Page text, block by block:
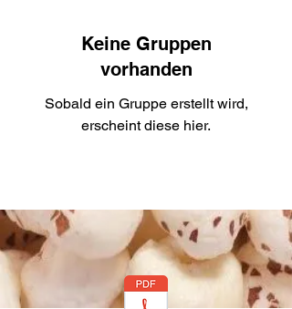
Keine Gruppen
vorhanden
Sobald ein Gruppe erstellt wird,
erscheint diese hier.